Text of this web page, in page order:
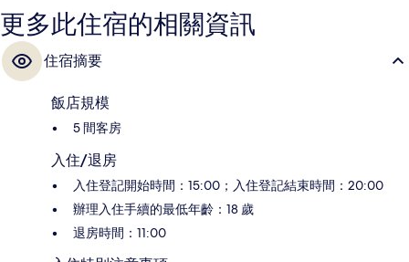
更多此住宿的相關資訊
住宿摘要
飯店規模
5 間客房
入住/退房
入住登記開始時間：15:00；入住登記結束時間：20:00
辦理入住手續的最低年齡：18 歲
退房時間：11:00